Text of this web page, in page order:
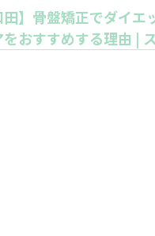
をおすすめする理由 |
】骨盤矯正 骨盤が